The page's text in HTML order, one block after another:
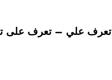
تعرف علي – تعرف على